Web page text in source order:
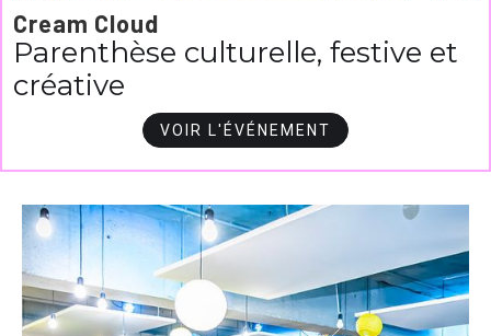
Cream Cloud
Parenthèse culturelle, festive et
créative
VOIR L'ÉVÉNEMENT